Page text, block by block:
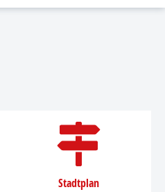
Stadtplan